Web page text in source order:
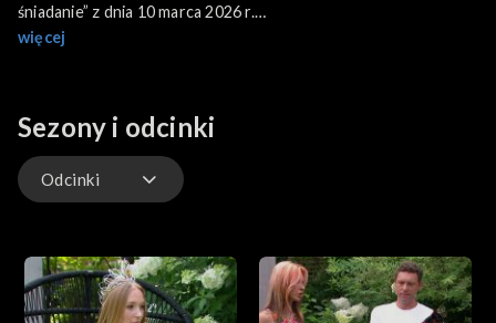
śniadanie” z dnia 10 marca 2026 r.
Program poprowadzili: Beata Tadla i Robert El Gendy.
więcej
Sezony i odcinki
Odcinki
Gwiazdy